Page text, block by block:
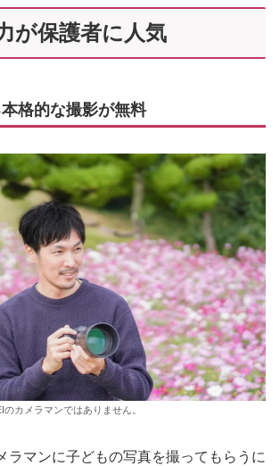
が保護者に人気
格的な撮影が無料
カメラマンではありません。
ラマンに子どもの写真を撮ってもらうに